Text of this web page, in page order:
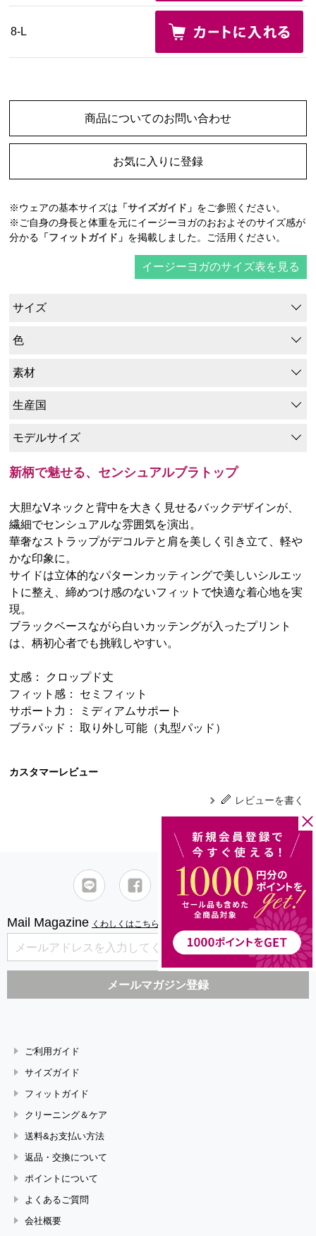
8-L
商品についてのお問い合わせ
お気に入りに登録
※ウェアの基本サイズは 「サイズガイド」 をご参照ください。
※ご自身の身長と体重を元にイージーヨガのおおよそのサイズ感が
分かる 「フィットガイド」 を掲載しました。ご活用ください。
イージーヨガのサイズ表を見る
サイズ
色
素材
生産国
モデルサイズ
新柄で魅せる、センシュアルブラトップ
大胆なVネックと背中を大きく見せるバックデザインが、
繊細でセンシュアルな雰囲気を演出。
華奢なストラップがデコルテと肩を美しく引き立て、軽や
かな印象に。
サイドは立体的なパターンカッティングで美しいシルエッ
トに整え、締めつけ感のないフィットで快適な着心地を実
現。
ブラックベースながら白いカッテングが入ったプリント
は、柄初心者でも挑戦しやすい。
丈感： クロップド丈
フィット感： セミフィット
サポート力： ミディアムサポート
ブラパッド： 取り外し可能（丸型パッド）
カスタマーレビュー
レビューを書く
Mail Magazine くわしくはこちら
ご利用ガイド
サイズガイド
フィットガイド
クリーニング＆ケア
送料&お支払い方法
返品・交換について
ポイントについて
よくあるご質問
会社概要